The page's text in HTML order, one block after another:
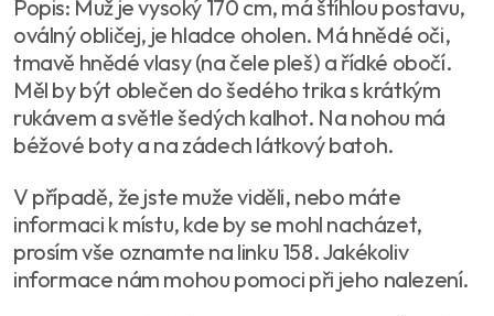
Popis: Muž je vysoký 170 cm, má štíhlou postavu,
oválný obličej, je hladce oholen. Má hnědé oči,
tmavě hnědé vlasy (na čele pleš) a řídké obočí.
Měl by být oblečen do šedého trika s krátkým
rukávem a světle šedých kalhot. Na nohou má
béžové boty a na zádech látkový batoh.
V případě, že jste muže viděli, nebo máte
informaci k místu, kde by se mohl nacházet,
prosím vše oznamte na linku 158. Jakékoliv
informace nám mohou pomoci při jeho nalezení.